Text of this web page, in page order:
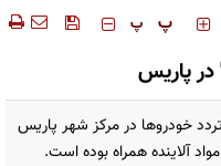
‍‍‍ پ پ
در پاریس
خودروها در مرکز شهر پاریس